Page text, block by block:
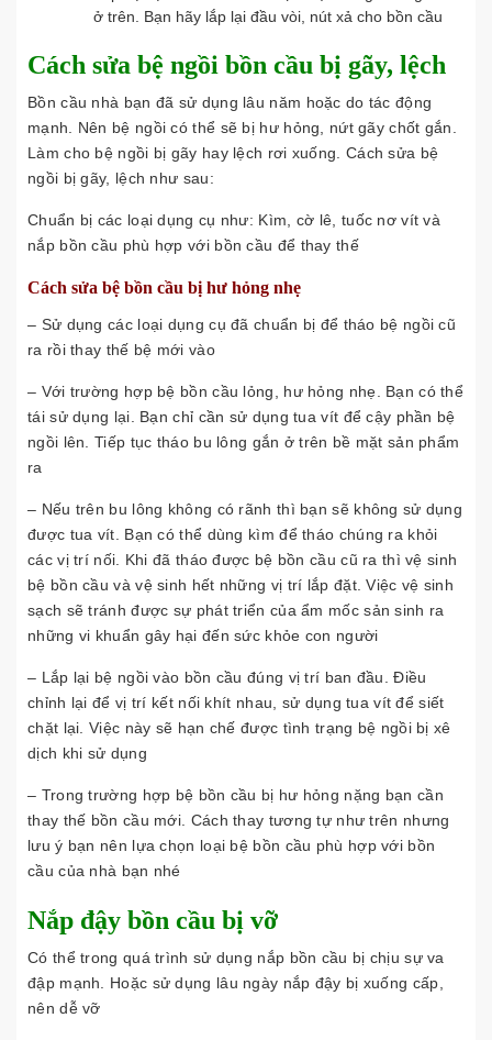
ở trên. Bạn hãy lắp lại đầu vòi, nút xả cho bồn cầu
Cách sửa bệ ngồi bồn cầu bị gãy, lệch
Bồn cầu nhà bạn đã sử dụng lâu năm hoặc do tác động
mạnh. Nên bệ ngồi có thể sẽ bị hư hỏng, nứt gãy chốt gắn.
Làm cho bệ ngồi bị gãy hay lệch rơi xuống. Cách sửa bệ
ngồi bị gãy, lệch như sau:
Chuẩn bị các loại dụng cụ như: Kìm, cờ lê, tuốc nơ vít và
nắp bồn cầu phù hợp với bồn cầu để thay thế
Cách sửa bệ bồn cầu bị hư hỏng nhẹ
– Sử dụng các loại dụng cụ đã chuẩn bị để tháo bệ ngồi cũ
ra rồi thay thế bệ mới vào
– Với trường hợp bệ bồn cầu lỏng, hư hỏng nhẹ. Bạn có thể
tái sử dụng lại. Bạn chỉ cần sử dụng tua vít để cậy phần bệ
ngồi lên. Tiếp tục tháo bu lông gắn ở trên bề mặt sản phẩm
ra
– Nếu trên bu lông không có rãnh thì bạn sẽ không sử dụng
được tua vít. Bạn có thể dùng kìm để tháo chúng ra khỏi
các vị trí nối. Khi đã tháo được bệ bồn cầu cũ ra thì vệ sinh
bệ bồn cầu và vệ sinh hết những vị trí lắp đặt. Việc vệ sinh
sạch sẽ tránh được sự phát triển của ẩm mốc sản sinh ra
những vi khuẩn gây hại đến sức khỏe con người
– Lắp lại bệ ngồi vào bồn cầu đúng vị trí ban đầu. Điều
chỉnh lại để vị trí kết nối khít nhau, sử dụng tua vít để siết
chặt lại. Việc này sẽ hạn chế được tình trạng bệ ngồi bị xê
dịch khi sử dụng
– Trong trường hợp bệ bồn cầu bị hư hỏng nặng bạn cần
thay thế bồn cầu mới. Cách thay tương tự như trên nhưng
lưu ý bạn nên lựa chọn loại bệ bồn cầu phù hợp với bồn
cầu của nhà bạn nhé
Nắp đậy bồn cầu bị vỡ
Có thể trong quá trình sử dụng nắp bồn cầu bị chịu sự va
đập mạnh. Hoặc sử dụng lâu ngày nắp đậy bị xuống cấp,
nên dễ vỡ